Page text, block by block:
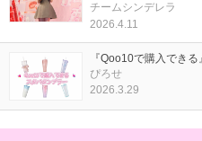
チームシンデレラ
2026.4.11
『Qoo10で購入でき
ぴろせ
2026.3.29